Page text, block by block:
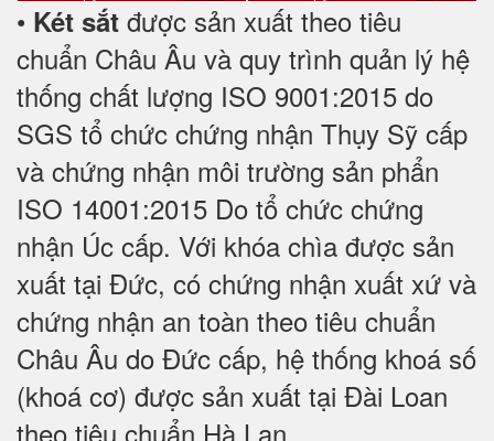
• Két sắt được sản xuất theo tiêu
chuẩn Châu Âu và quy trình quản lý hệ
thống chất lượng ISO 9001:2015 do
SGS tổ chức chứng nhận Thụy Sỹ cấp
và chứng nhận môi trường sản phẩn
ISO 14001:2015 Do tổ chức chứng
nhận Úc cấp. Với khóa chìa được sản
xuất tại Đức, có chứng nhận xuất xứ và
chứng nhận an toàn theo tiêu chuẩn
Châu Âu do Đức cấp, hệ thống khoá số
(khoá cơ) được sản xuất tại Đài Loan
theo tiêu chuẩn Hà Lan.